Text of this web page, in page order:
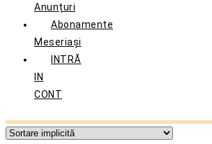
Anunțuri
Abonamente
Meseriași
INTRĂ
IN
CONT